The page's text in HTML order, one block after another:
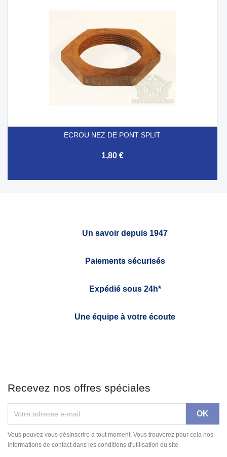
ECROU NEZ DE PONT SPLIT
1,80 €
Un savoir depuis 1947
Paiements sécurisés
Expédié sous 24h*
Une équipe à votre écoute
Recevez nos offres spéciales
Vous pouvez vous désinscrire à tout moment. Vous trouverez pour cela nos
informations de contact dans les conditions d'utilisation du site.